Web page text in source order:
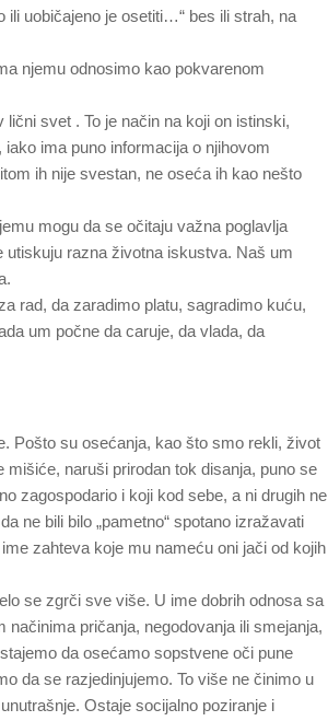
ili uobičajeno je osetiti…“ bes ili strah, na
njemu odnosimo kao pokvarenom
svet . To je način na koji on istinski,
ima puno informacija o njihovom
ih nije svestan, ne oseća ih kao nešto
mogu da se očitaju važna poglavlja
utiskuju razna životna iskustva. Naš um
rad, da zaradimo platu, sagradimo kuću,
um počne da caruje, da vlada, da
Pošto su osećanja, kao što smo rekli, život
naruši prirodan tok disanja, puno se
zagospodario i koji kod sebe, a ni drugih ne
ne bili bilo „pametno“ spotano izražavati
zahteva koje mu nameću oni jači od kojih
se zgrči sve više. U ime dobrih odnosa sa
načinima pričanja, negodovanja ili smejanja,
da osećamo sopstvene oči pune
da se razjedinjujemo. To više ne činimo u
Ostaje socijalno poziranje i